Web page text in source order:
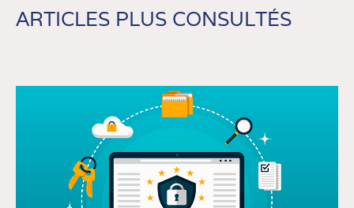
ARTICLES PLUS CONSULTÉS